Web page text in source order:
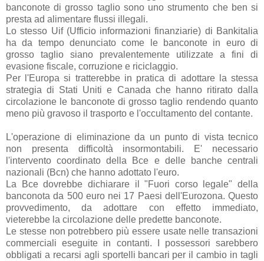
banconote di grosso taglio sono uno strumento che ben si
presta ad alimentare flussi illegali.
Lo stesso Uif (Ufficio informazioni finanziarie) di Bankitalia
ha da tempo denunciato come le banconote in euro di
grosso taglio siano prevalentemente utilizzate a fini di
evasione fiscale, corruzione e riciclaggio.
Per l'Europa si tratterebbe in pratica di adottare la stessa
strategia di Stati Uniti e Canada che hanno ritirato dalla
circolazione le banconote di grosso taglio rendendo quanto
meno più gravoso il trasporto e l'occultamento del contante.
L'operazione di eliminazione da un punto di vista tecnico
non presenta difficoltà insormontabili. E' necessario
l'intervento coordinato della Bce e delle banche centrali
nazionali (Bcn) che hanno adottato l'euro.
La Bce dovrebbe dichiarare il "Fuori corso legale" della
banconota da 500 euro nei 17 Paesi dell'Eurozona. Questo
provvedimento, da adottare con effetto immediato,
vieterebbe la circolazione delle predette banconote.
Le stesse non potrebbero più essere usate nelle transazioni
commerciali eseguite in contanti. I possessori sarebbero
obbligati a recarsi agli sportelli bancari per il cambio in tagli